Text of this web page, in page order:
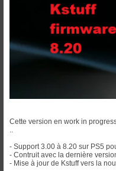
Cette version en work in
..
- Support 3.00 à 8.20 sur PS5
- Contruit avec la dernière
- Mise à jour de Kstuff vers la